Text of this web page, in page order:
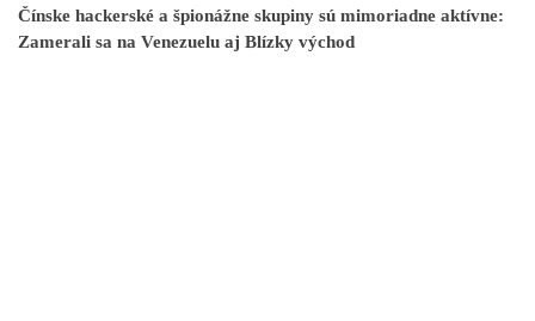
Čínske hackerské a špionážne skupiny sú mimoriadne aktívne:
Zamerali sa na Venezuelu aj Blízky východ